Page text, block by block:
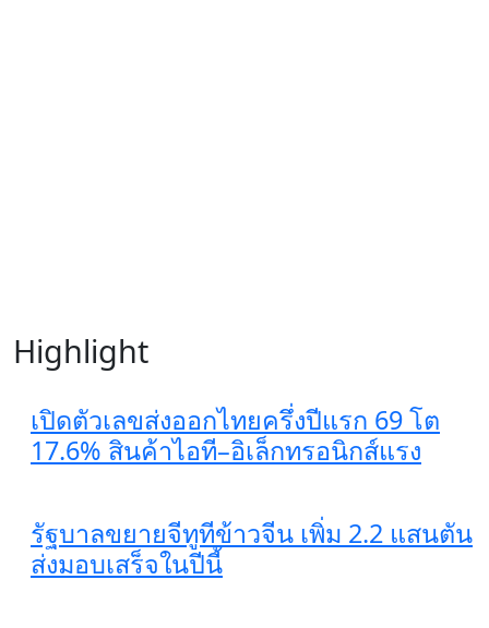
Highlight
เปิดตัวเลขส่งออกไทยครึ่งปีแรก 69 โต
17.6% สินค้าไอที–อิเล็กทรอนิกส์แรง
รัฐบาลขยายจีทูทีข้าวจีน เพิ่ม 2.2 แสนตัน
ส่งมอบเสร็จในปีนี้